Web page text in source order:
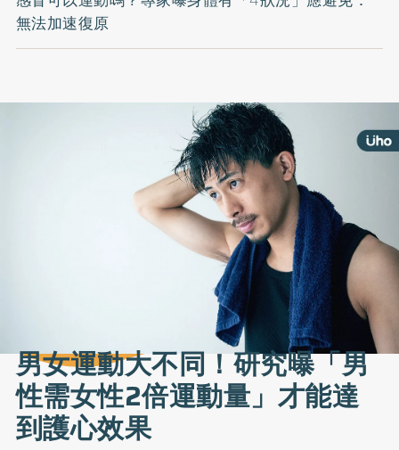
無法加速復原
男女運動大不同！研究曝「男
性需女性2倍運動量」才能達
到護心效果